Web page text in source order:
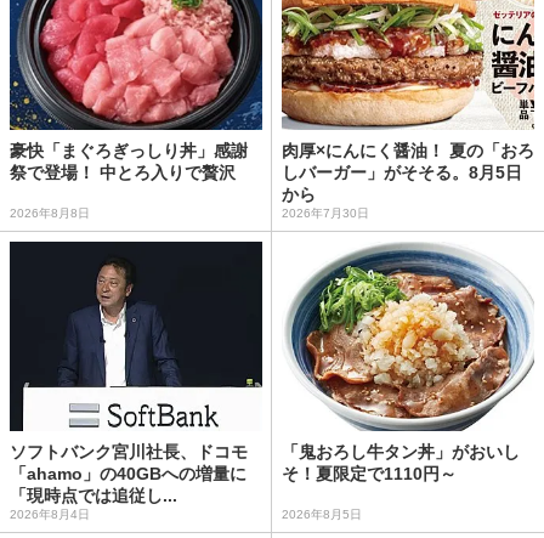
豪快「まぐろぎっしり丼」感謝
祭で登場！ 中とろ入りで贅沢
2026年8月8日
肉厚×にんにく醤油！ 夏の「おろ
しバーガー」がそそる。8月5日
から
2026年7月30日
ソフトバンク宮川社長、ドコモ
「ahamo」の40GBへの増量に
「現時点では追従し...
2026年8月4日
「鬼おろし牛タン丼」がおいし
そ！夏限定で1110円～
2026年8月5日